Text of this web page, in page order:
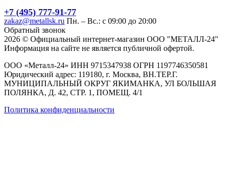
+7 (495) 777-91-77
zakaz@metallsk.ru Пн. – Вс.: с 09:00 до 20:00
Обратный звонок
2026 © Официальный интернет-магазин ООО "МЕТАЛЛ-24"
Информация на сайте не является публичной офертой.
ООО «Металл-24» ИНН 9715347938 ОГРН 1197746350581
Юридический адрес: 119180, г. Москва, ВН.ТЕР.Г.
МУНИЦИПАЛЬНЫЙ ОКРУГ ЯКИМАНКА, УЛ БОЛЬШАЯ
ПОЛЯНКА, Д. 42, СТР. 1, ПОМЕЩ. 4/1
Политика конфиденциальности